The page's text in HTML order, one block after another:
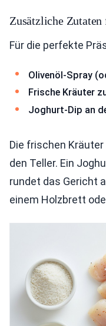
Zusätzliche
Für die perfekte
Olivenöl-Spray
Frische Kräuter
Joghurt-Dip an
Die frischen
den Teller. Ein
rundet das Gericht
einem Holzbrett